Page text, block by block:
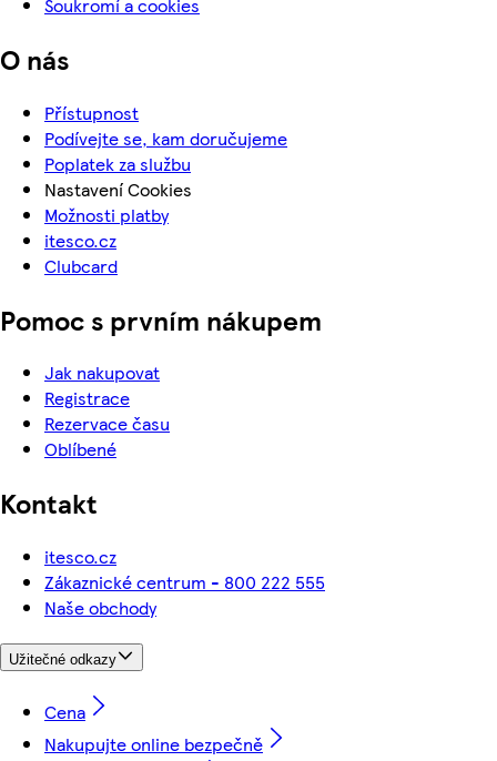
O nás
Přístupnost
Podívejte se, kam doručujeme
Poplatek za službu
Nastavení Cookies
Možnosti platby
itesco.cz
Clubcard
Pomoc s prvním nákupem
Jak nakupovat
Registrace
Rezervace času
Oblíbené
Kontakt
itesco.cz
Zákaznické centrum - 800 222 555
Naše obchody
Užitečné odkazy
Cena
Nakupujte online bezpečně